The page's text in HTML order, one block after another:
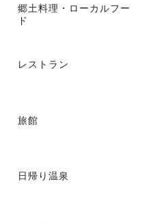
郷土料理・ローカルフー
ド
レストラン
旅館
日帰り温泉